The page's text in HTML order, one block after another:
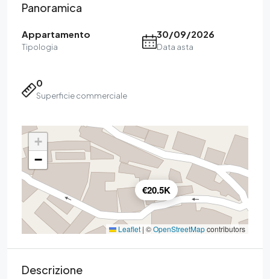
Panoramica
Appartamento
Tipologia
30/09/2026
Data asta
0
Superficie commerciale
€20.5K
+
−
Leaflet | ©OpenStreetMapcontributors
Descrizione